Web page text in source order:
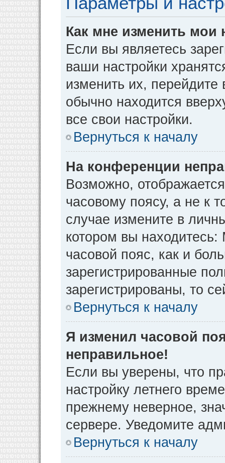
Как мне изменить мои
Если вы являетесь
ваши настройки
изменить их, перейдите
обычно находится
все свои настройки.
Вернуться к началу
На конференции
Возможно,
часовому поясу, а не к
случае измените в
котором вы находитесь:
часовой пояс, как и
зарегистрированные
зарегистрированы, то
Вернуться к началу
Я изменил часовой
неправильное!
Если вы уверены, что
настройку летнего
прежнему неверное,
сервере. Уведомите
Вернуться к началу